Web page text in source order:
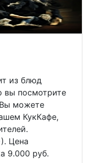
из блюд
вы посмотрите
Вы можете
КукКафе,
Цена
9.000 руб.